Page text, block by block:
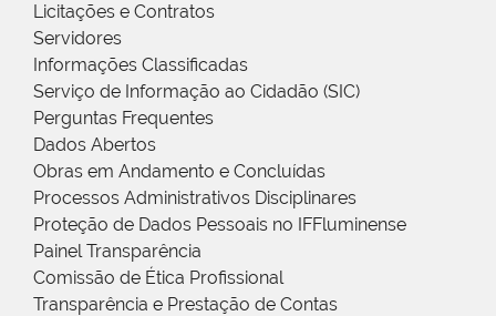
Licitações e Contratos
Servidores
Informações Classificadas
Serviço de Informação ao Cidadão (SIC)
Perguntas Frequentes
Dados Abertos
Obras em Andamento e Concluídas
Processos Administrativos Disciplinares
Proteção de Dados Pessoais no IFFluminense
Painel Transparência
Comissão de Ética Profissional
Transparência e Prestação de Contas